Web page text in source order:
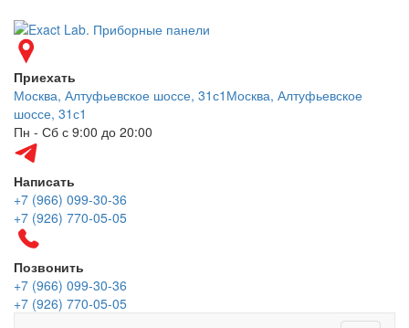
Приехать
Москва, Алтуфьевское шоссе, 31с1 Москва, Алтуфьевское
шоссе, 31с1
Пн - Сб с 9:00 до 20:00
Написать
+7 (966) 099-30-36
+7 (926) 770-05-05
Позвонить
+7 (966) 099-30-36
+7 (926) 770-05-05